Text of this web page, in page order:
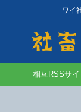
ワイ
相互RSSサ